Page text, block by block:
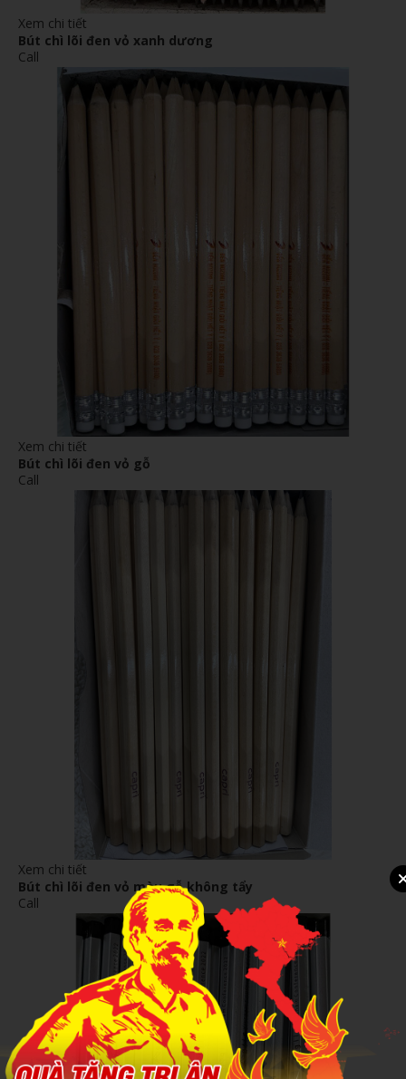
Xem chi tiết
Bút chì lõi đen vỏ xanh dương
Call
Xem chi tiết
Bút chì lõi đen vỏ gỗ
Call
Xem chi tiết
Bút chì lõi đen vỏ màu gỗ không tẩy
Call